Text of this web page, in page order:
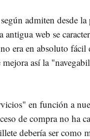
admiten desde la
web se
era en absoluto fácil
así la
en función a
de compra no ha
debería ser como